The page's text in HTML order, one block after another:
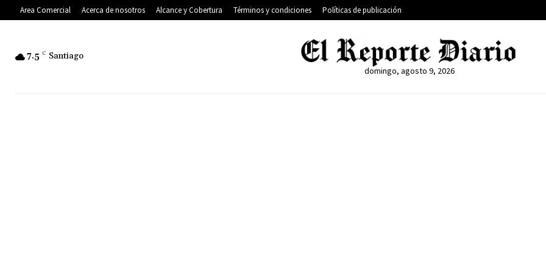
Area Comercial Acerca de nosotros Alcance y Cobertura Términos y condiciones Políticas de publicación
7.5 C Santiago
domingo, agosto 9, 2026